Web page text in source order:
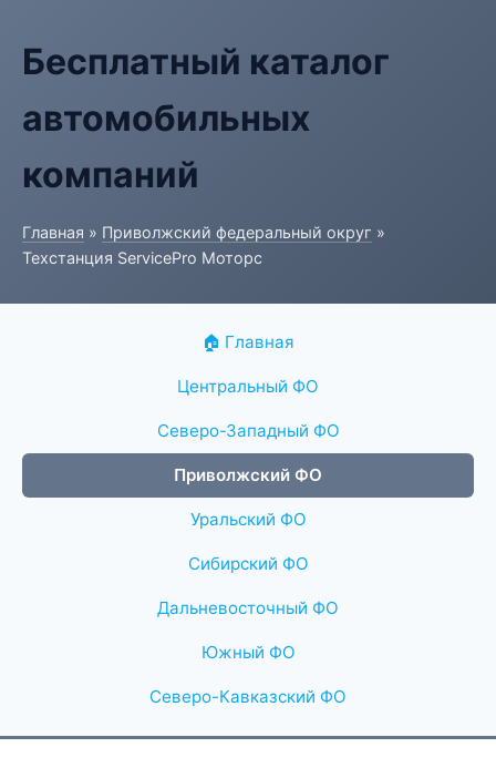
Бесплатный каталог
автомобильных
компаний
Главная » Приволжский федеральный округ »
Техстанция ServicePro Моторс
🏠 Главная
Центральный ФО
Северо-Западный ФО
Приволжский ФО
Уральский ФО
Сибирский ФО
Дальневосточный ФО
Южный ФО
Северо-Кавказский ФО